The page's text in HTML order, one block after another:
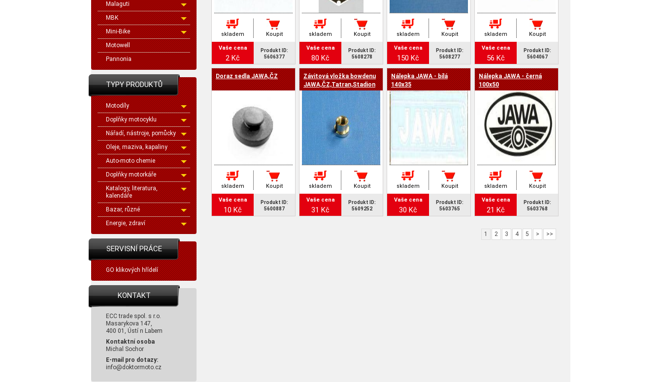
Malaguti
MBK
Mini-Bike
Motowell
Pannonia
TYPY PRODUKTŮ
Motodíly
Doplňky motocyklu
Nářadí, nástroje, pomůcky
Oleje, maziva, kapaliny
Auto-moto chemie
Doplňky motorkáře
Katalogy, literatura,
kalendáře
Bazar, různé
Energie, zdraví
SERVISNÍ PRÁCE
GO klikových hřídelí
KONTAKT
ECC trade spol. s r.o.
Masarykova 147,
400 01, Ústí n Labem
Kontaktní osoba
Michal Sochor
E-mail pro dotazy:
info@doktormoto.cz
skladem Koupit
Vaše cena
2 Kč
Produkt ID:
5606377
skladem Koupit
Vaše cena
80 Kč
Produkt ID:
5608278
skladem Koupit
Vaše cena
150 Kč
Produkt ID:
5608277
skladem Koupit
Vaše cena
56 Kč
Produkt ID:
5604067
Doraz sedla JAWA,ČZ
skladem Koupit
Vaše cena
10 Kč
Produkt ID:
5600887
Závitová vložka bowdenu
JAWA,ČZ,Tatran,Stadion
skladem Koupit
Vaše cena
31 Kč
Produkt ID:
5609252
Nálepka JAWA - bílá
140x35
skladem Koupit
Vaše cena
30 Kč
Produkt ID:
5603765
Nálepka JAWA - černá
100x50
skladem Koupit
Vaše cena
21 Kč
Produkt ID:
5603768
1 2 3 4 5 > >>